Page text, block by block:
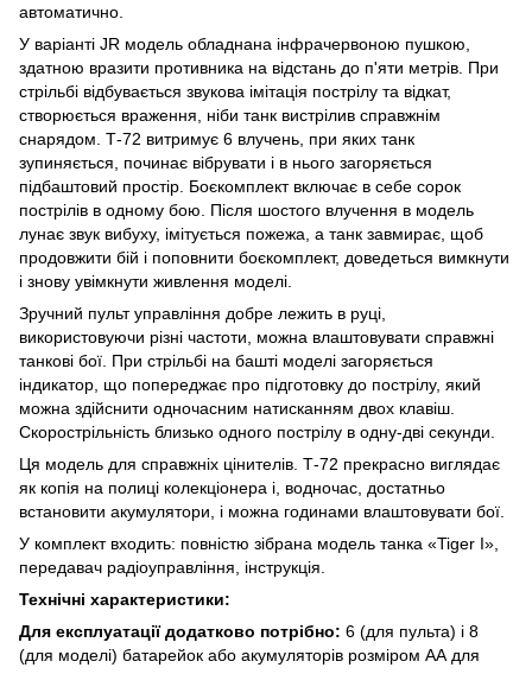
автоматично.
У варіанті JR модель обладнана інфрачервоною пушкою,
здатною вразити противника на відстань до п'яти метрів. При
стрільбі відбувається звукова імітація пострілу та відкат,
створюється враження, ніби танк вистрілив справжнім
снарядом. Т-72 витримує 6 влучень, при яких танк
зупиняється, починає вібрувати і в нього загоряється
підбаштовий простір. Боєкомплект включає в себе сорок
пострілів в одному бою. Після шостого влучення в модель
лунає звук вибуху, імітується пожежа, а танк завмирає, щоб
продовжити бій і поповнити боєкомплект, доведеться вимкнути
і знову увімкнути живлення моделі.
Зручний пульт управління добре лежить в руці,
використовуючи різні частоти, можна влаштовувати справжні
танкові бої. При стрільбі на башті моделі загоряється
індикатор, що попереджає про підготовку до пострілу, який
можна здійснити одночасним натисканням двох клавіш.
Скорострільність близько одного пострілу в одну-дві секунди.
Ця модель для справжніх цінителів. Т-72 прекрасно виглядає
як копія на полиці колекціонера і, водночас, достатньо
встановити акумулятори, і можна годинами влаштовувати бої.
У комплект входить: повністю зібрана модель танка «Tiger I»,
передавач радіоуправління, інструкція.
Технічні характеристики:
Для експлуатації додатково потрібно: 6 (для пульта) і 8
(для моделі) батарейок або акумуляторів розміром АА для